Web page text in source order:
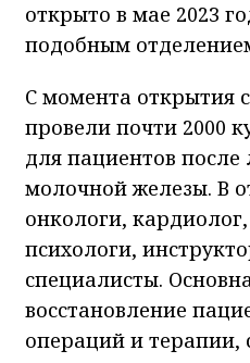
открыто в мае 2023
подобным
С момента открытия
провели почти 2000
для пациентов после
молочной железы. В
онкологи,
психологи,
специалисты.
восстановление
операций и терапии,